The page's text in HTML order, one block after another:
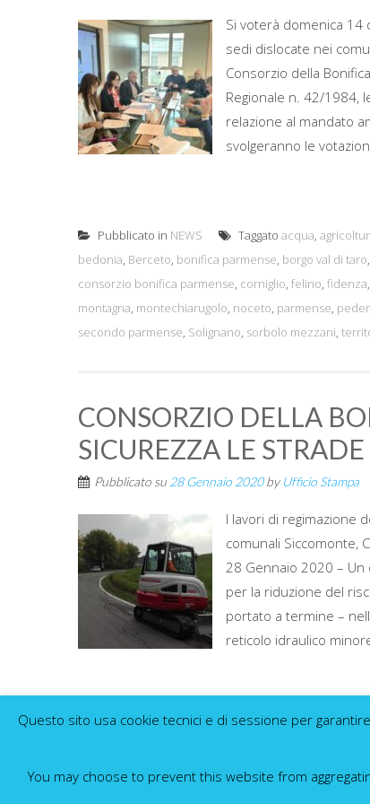
Si voterà domenica 14
sedi dislocate nei
Consorzio della
Regionale n. 42/1984,
relazione al mandato
svolgeranno le
Pubblicato in NEWS Taggato acqua,
bedonia, Berceto, bonifica parmense, borgo val di taro,
consorzio bonifica parmense, corniglio, felino, fidenza,
montagna, montechiarugolo, noceto, parmense,
secondo parmense, Solignano, sorbolo mezzani,
CONSORZIO DELLA
SICUREZZA LE
Pubblicato su 28 Gennaio 2020by Ufficio Stampa
I lavori di regimazione
comunali Siccomonte,
28 Gennaio 2020 –
per la riduzione del
portato a termine –
reticolo idraulico
Pubblicato inNEWS Taggatobonifica
Questo sito usa cookie tecnici e di sessione per
You may choose to prevent this website from